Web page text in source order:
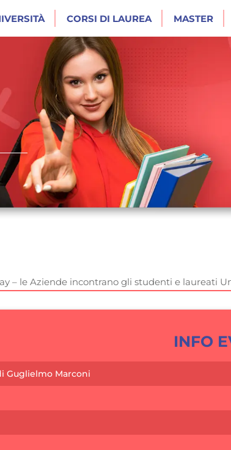
CORSI DI LAUREA MASTER
– le Aziende incontrano gli studenti e laureati
INFO
Guglielmo Marconi